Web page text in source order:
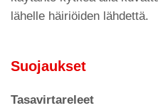
lähelle häiriöiden lähdettä.
Suojaukset
Tasavirtareleet